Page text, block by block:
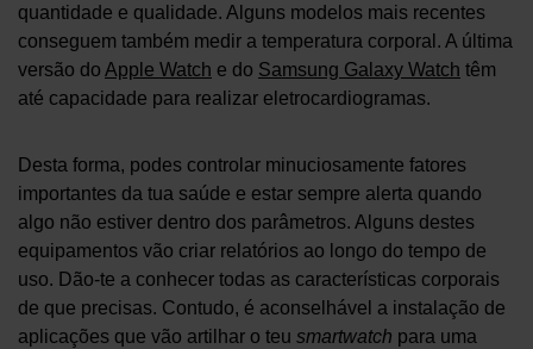
quantidade e qualidade. Alguns modelos mais recentes
conseguem também medir a temperatura corporal. A última
versão do Apple Watch e do Samsung Galaxy Watch têm
até capacidade para realizar eletrocardiogramas.
Desta forma, podes controlar minuciosamente fatores
importantes da tua saúde e estar sempre alerta quando
algo não estiver dentro dos parâmetros. Alguns destes
equipamentos vão criar relatórios ao longo do tempo de
uso. Dão-te a conhecer todas as características corporais
de que precisas. Contudo, é aconselhável a instalação de
aplicações que vão artilhar o teu smartwatch para uma